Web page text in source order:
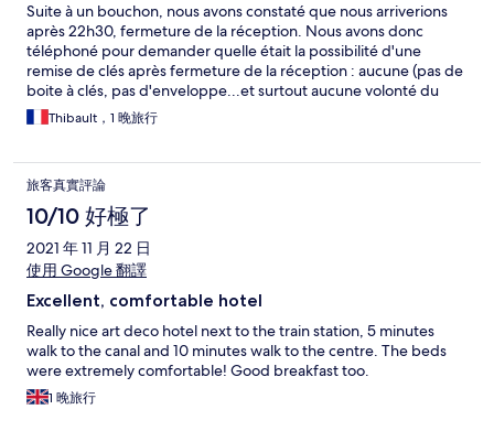
Suite à un bouchon, nous avons constaté que nous arriverions
après 22h30, fermeture de la réception. Nous avons donc
téléphoné pour demander quelle était la possibilité d'une
remise de clés après fermeture de la réception : aucune (pas de
boite à clés, pas d'enveloppe...et surtout aucune volonté du
gérant de trouver une solution). Nous ne demandions pas au
gérant de rester plus tard, simplement de définir ensemble une
proprement suggéré de trouver un autre hôtel et d'encaisser la
nuit non remboursable. Je respecte les règles mais un hôtel de
ce "standing" sans systeme de remise de clés tardive est pour
moi très étonnant. Et ce gérant se targue d être 9,5/10 en
service client....
Thibault，1 晚旅行
旅客真實評論
10/10 好極了
2021 年 11 月 22 日
使用 Google 翻譯
Excellent, comfortable hotel
Really nice art deco hotel next to the train station, 5 minutes
walk to the canal and 10 minutes walk to the centre. The beds
were extremely comfortable! Good breakfast too.
1 晚旅行